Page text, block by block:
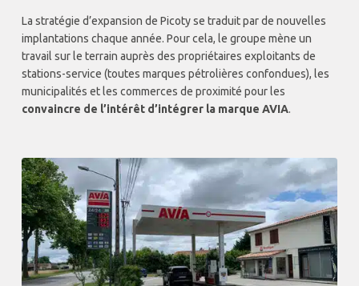
La stratégie d’expansion de Picoty se traduit par de nouvelles
implantations chaque année. Pour cela, le groupe mène un
travail sur le terrain auprès des propriétaires exploitants de
stations-service (toutes marques pétrolières confondues), les
municipalités et les commerces de proximité pour les
convaincre de l’intérêt d’intégrer la marque AVIA.